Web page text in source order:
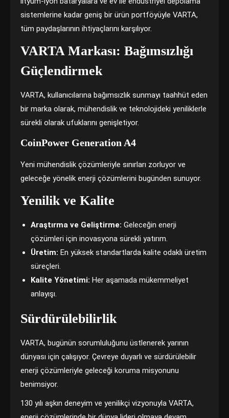
sistemlerine kadar geniş bir ürün portföyüyle VARTA,
tüm paydaşlarının ihtiyaçlarını karşılıyor.
VARTA Markası: Bağımsızlığı
Güçlendirmek
VARTA, kullanıcılarına bağımsızlık sunmayı taahhüt eden
bir marka olarak, mühendislik ve teknolojideki yeniliklerle
sürekli olarak ufuklarını genişletiyor.
CoinPower Generation A4
Yeni mühendislik çözümleriyle sınırları zorluyor ve
geleceğe yönelik enerji çözümlerini bugünden sunuyor.
Yenilik ve Kalite
Araştırma ve Geliştirme: Geleceğin enerji
çözümleri için inovasyona sürekli yatırım.
Üretim: En yüksek standartlarda kalite odaklı üretim
süreçleri.
Kalite Yönetimi: Her aşamada mükemmeliyet
anlayışı.
Sürdürülebilirlik
VARTA, bugünün sorumluluğunu üstlenerek yarının
dünyası için çalışıyor. Çevreye duyarlı ve sürdürülebilir
enerji çözümleriyle geleceği koruma misyonunu
benimsiyor.
130 yılı aşkın deneyim ve yenilikçi vizyonuyla VARTA,